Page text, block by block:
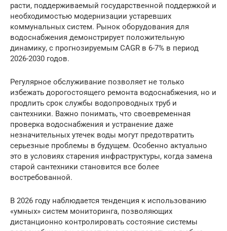
расти, поддерживаемый государственной поддержкой и
необходимостью модернизации устаревших
коммунальных систем. Рынок оборудования для
водоснабжения демонстрирует положительную
динамику, с прогнозируемым CAGR в 6-7% в период
2026-2030 годов.
Регулярное обслуживание позволяет не только
избежать дорогостоящего ремонта водоснабжения, но и
продлить срок службы водопроводных труб и
сантехники. Важно понимать, что своевременная
проверка водоснабжения и устранение даже
незначительных утечек воды могут предотвратить
серьезные проблемы в будущем. Особенно актуально
это в условиях старения инфраструктуры, когда замена
старой сантехники становится все более
востребованной.
В 2026 году наблюдается тенденция к использованию
«умных» систем мониторинга, позволяющих
дистанционно контролировать состояние системы